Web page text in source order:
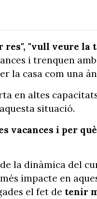
res", "vull veure la
i trenquen
la casa com una
en altes
situació.
vacances i per
la dinàmica del
impacte en
el fet de tenir